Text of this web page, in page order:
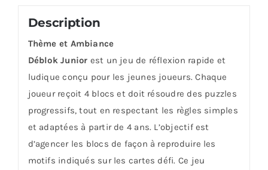
Description
Thème et Ambiance
Déblok Junior est un jeu de réflexion rapide et
ludique conçu pour les jeunes joueurs. Chaque
joueur reçoit 4 blocs et doit résoudre des puzzles
progressifs, tout en respectant les règles simples
et adaptées à partir de 4 ans. L’objectif est
d’agencer les blocs de façon à reproduire les
motifs indiqués sur les cartes défi. Ce jeu